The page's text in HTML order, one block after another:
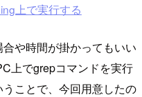
上で実行する
や時間が掛かってもいい
上でgrepコマンドを実行
ことで、今回用意したの